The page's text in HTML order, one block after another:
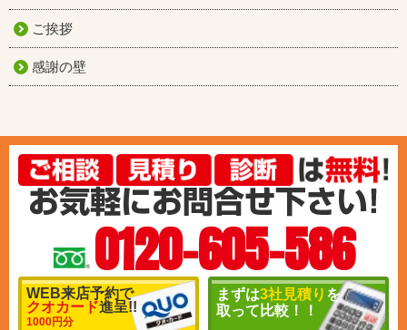
ご挨拶
感謝の壁
0120-605-586
WEB来店予約で
クオカード進呈!!
1000円分
まずは3社見積り を
取って比較！！